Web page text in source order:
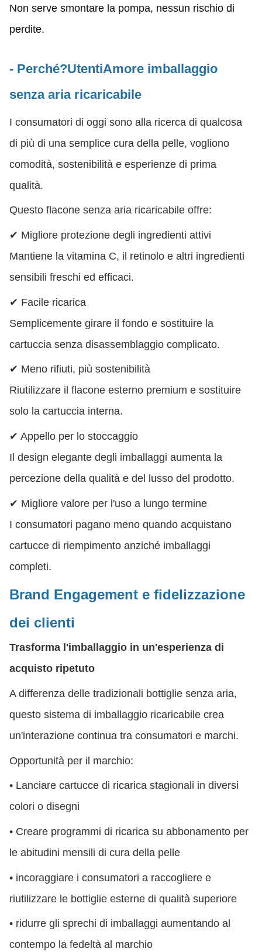
Non serve smontare la pompa, nessun rischio di
perdite.
- Perché?UtentiAmore imballaggio
senza aria ricaricabile
I consumatori di oggi sono alla ricerca di qualcosa
di più di una semplice cura della pelle, vogliono
comodità, sostenibilità e esperienze di prima
qualità.
Questo flacone senza aria ricaricabile offre:
✔ Migliore protezione degli ingredienti attivi
Mantiene la vitamina C, il retinolo e altri ingredienti
sensibili freschi ed efficaci.
✔ Facile ricarica
Semplicemente girare il fondo e sostituire la
cartuccia senza disassemblaggio complicato.
✔ Meno rifiuti, più sostenibilità
Riutilizzare il flacone esterno premium e sostituire
solo la cartuccia interna.
✔ Appello per lo stoccaggio
Il design elegante degli imballaggi aumenta la
percezione della qualità e del lusso del prodotto.
✔ Migliore valore per l'uso a lungo termine
I consumatori pagano meno quando acquistano
cartucce di riempimento anziché imballaggi
completi.
Brand Engagement e fidelizzazione
dei clienti
Trasforma l'imballaggio in un'esperienza di
acquisto ripetuto
A differenza delle tradizionali bottiglie senza aria,
questo sistema di imballaggio ricaricabile crea
un'interazione continua tra consumatori e marchi.
Opportunità per il marchio:
• Lanciare cartucce di ricarica stagionali in diversi
colori o disegni
• Creare programmi di ricarica su abbonamento per
le abitudini mensili di cura della pelle
• incoraggiare i consumatori a raccogliere e
riutilizzare le bottiglie esterne di qualità superiore
• ridurre gli sprechi di imballaggi aumentando al
contempo la fedeltà al marchio